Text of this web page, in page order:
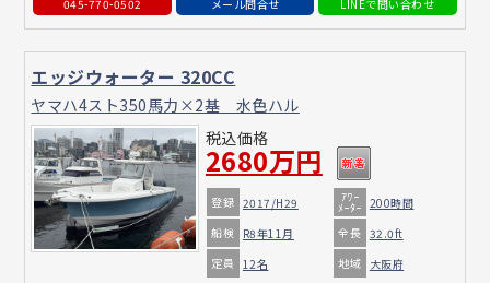
045-770-0502 メール問合せ
エッジウォーター 320CC
ヤマハ4スト350馬力×2基 水色ハル
税込価格
2680万円
登録 2017/H29 ｱﾜｰ
ﾒｰﾀｰ 200時間
船検
R8年11月 全長 32.0ft
定員 12名 地域 大阪府